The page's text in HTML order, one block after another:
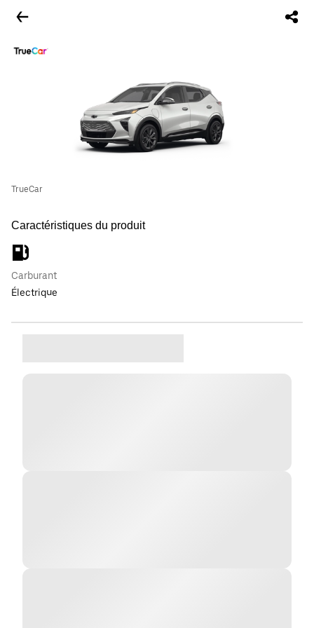
TrueCar
Caractéristiques du produit
Carburant
Électrique